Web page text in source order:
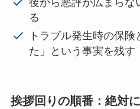
後から悪評が広まらな
る
トラブル発生時の保
た」という事実を残す
挨拶回りの順番：絶対